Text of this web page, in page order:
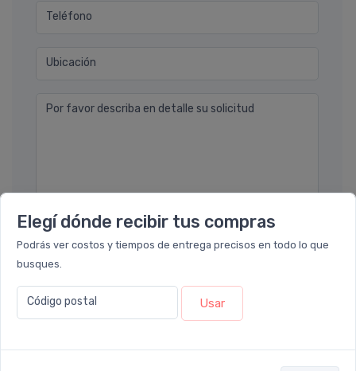
Elegí dónde recibir tus compras
Podrás ver costos y tiempos de entrega precisos en todo lo que
busques.
Código postal Usar
Teléfono
Ubicación
Por favor describa en detalle su solicitud